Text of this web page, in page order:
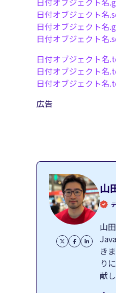
日付オブジェクト名.
日付オブジェクト名.
日付オブジェクト名.
日付オブジェクト名.
日付オブジェクト名.
日付オブジェクト名.
広告
山
山
き
り
献